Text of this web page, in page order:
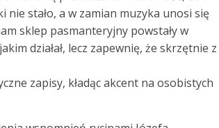
stało, a w zamian muzyka unosi się
sklep pasmanteryjny powstały w
działał, lecz zapewnię, że skrzętnie z
zapisy, kładąc akcent na osobistych